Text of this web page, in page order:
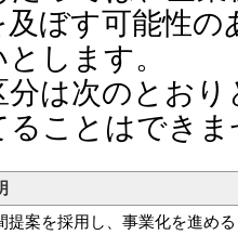
ぼす可能性
します。
は次のとおり
ることはでき
提案を採用し、事業化を進め